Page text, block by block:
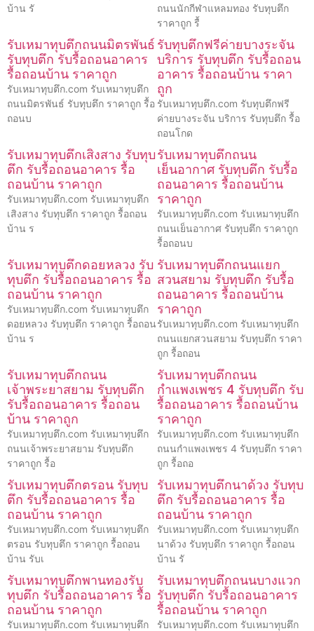
บ้าน รั
ถนนนักกีฬาแหลมทอง รับทุบตึก
ราคาถูก รื้
รับเหมาทุบตึกถนนมิตรพันธ์
รับทุบตึก รับรื้อถอนอาคาร
รื้อถอนบ้าน ราคาถูก
รับเหมาทุบตึก.com รับเหมาทุบตึก
ถนนมิตรพันธ์ รับทุบตึก ราคาถูก รื้อ
ถอนบ
รับทุบตึกฟรีค่ายบางระจัน
บริการ รับทุบตึก รับรื้อถอน
อาคาร รื้อถอนบ้าน ราคา
ถูก
รับเหมาทุบตึก.com รับทุบตึกฟรี
ค่ายบางระจัน บริการ รับทุบตึก รื้อ
ถอนโกด
รับเหมาทุบตึกเสิงสาง รับทุบ
ตึก รับรื้อถอนอาคาร รื้อ
ถอนบ้าน ราคาถูก
รับเหมาทุบตึก.com รับเหมาทุบตึก
เสิงสาง รับทุบตึก ราคาถูก รื้อถอน
บ้าน ร
รับเหมาทุบตึกถนน
เย็นอากาศ รับทุบตึก รับรื้อ
ถอนอาคาร รื้อถอนบ้าน
ราคาถูก
รับเหมาทุบตึก.com รับเหมาทุบตึก
ถนนเย็นอากาศ รับทุบตึก ราคาถูก
รื้อถอนบ
รับเหมาทุบตึกดอยหลวง รับ
ทุบตึก รับรื้อถอนอาคาร รื้อ
ถอนบ้าน ราคาถูก
รับเหมาทุบตึก.com รับเหมาทุบตึก
ดอยหลวง รับทุบตึก ราคาถูก รื้อถอน
บ้าน ร
รับเหมาทุบตึกถนนแยก
สวนสยาม รับทุบตึก รับรื้อ
ถอนอาคาร รื้อถอนบ้าน
ราคาถูก
รับเหมาทุบตึก.com รับเหมาทุบตึก
ถนนแยกสวนสยาม รับทุบตึก ราคา
ถูก รื้อถอน
รับเหมาทุบตึกถนน
เจ้าพระยาสยาม รับทุบตึก
รับรื้อถอนอาคาร รื้อถอน
บ้าน ราคาถูก
รับเหมาทุบตึก.com รับเหมาทุบตึก
ถนนเจ้าพระยาสยาม รับทุบตึก
ราคาถูก รื้อ
รับเหมาทุบตึกถนน
กำแพงเพชร 4 รับทุบตึก รับ
รื้อถอนอาคาร รื้อถอนบ้าน
ราคาถูก
รับเหมาทุบตึก.com รับเหมาทุบตึก
ถนนกำแพงเพชร 4 รับทุบตึก ราคา
ถูก รื้อถอ
รับเหมาทุบตึกตรอน รับทุบ
ตึก รับรื้อถอนอาคาร รื้อ
ถอนบ้าน ราคาถูก
รับเหมาทุบตึก.com รับเหมาทุบตึก
ตรอน รับทุบตึก ราคาถูก รื้อถอน
บ้าน รับเ
รับเหมาทุบตึกนาด้วง รับทุบ
ตึก รับรื้อถอนอาคาร รื้อ
ถอนบ้าน ราคาถูก
รับเหมาทุบตึก.com รับเหมาทุบตึก
นาด้วง รับทุบตึก ราคาถูก รื้อถอน
บ้าน รั
รับเหมาทุบตึกพานทองรับ
ทุบตึก รับรื้อถอนอาคาร รื้อ
ถอนบ้าน ราคาถูก
รับเหมาทุบตึก.com รับเหมาทุบตึก
รับเหมาทุบตึกถนนบางแวก
รับทุบตึก รับรื้อถอนอาคาร
รื้อถอนบ้าน ราคาถูก
รับเหมาทุบตึก.com รับเหมาทุบตึก